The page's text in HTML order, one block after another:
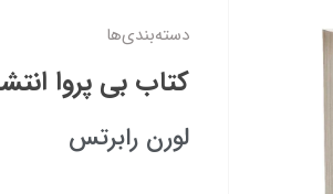
دسته‌بندی‌ها
کتاب بی پروا
لورن رابرتس